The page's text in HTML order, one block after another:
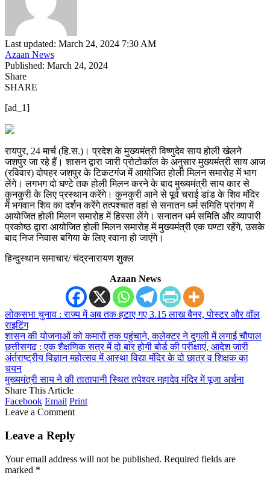
Last updated: March 24, 2024 7:30 AM
Azaan News
Published: March 24, 2024
Share
SHARE
[ad_1]
रायपुर, 24 मार्च (हि.स.)। प्रदेश के मुख्यमंत्री विष्णुदेव साय होली खेलने
जशपुर जा रहे हैं। शासन द्वारा जारी प्रोटोकॉल के अनुसार मुख्यमंत्री साय आज
(रविवार) दोपहर जशपुर के टिकटगंज में आयोजित होली मिलन समारोह में भाग
लेंगे। लगभग दो घण्टे तक होली मिलन करने के बाद मुख्यमंत्री साय कार से
कुनकुरी के लिए प्रस्थान करेंगे। कुनकुरी आने से पूर्व चराई डांड के शिव मंदिर
में भगवान शिव का दर्शन करेंगे तत्पश्चात वहां से सनातन धर्म समिति प्रांगण में
आयोजित होली मिलन समारोह में हिस्सा लेंगे। सनातन धर्म समिति और व्यापारी
प्रकोष्ठ द्वारा आयोजित होली मिलन समारोह में मुख्यमंत्री एक घण्टा रहेंगे, उसके
बाद निज निवास बगिया के लिए रवाना हो जाएंगे।
हिन्दुस्थान समाचार/ चंद्रनारायण शुक्ल
Azaan News
लोकसभा चुनाव : राज्य में अब तक हटाए गए 3.15 लाख बैनर, पोस्टर और वॉल
राइटिंग
शासन की योजनाओं को कमारों तक पहुंचाने, कलेक्टर ने दुगली में लगाई चौपाल
छत्तीसगढ़ : एक शैक्षणिक सत्र में दो बार होगी बोर्ड की परीक्षाएं, आदेश जारी
अंर्तराष्ट्रीय विज्ञान महोत्सव में आस्था विद्या मंदिर के दो छात्र व शिक्षक का
चयन
मुख्यमंत्री साय ने की तातापानी स्थित तपेश्वर महादेव मंदिर में पूजा अर्चना
Share This Article
Facebook Email Print
Leave a Comment
Leave a Reply
Your email address will not be published. Required fields are
marked *